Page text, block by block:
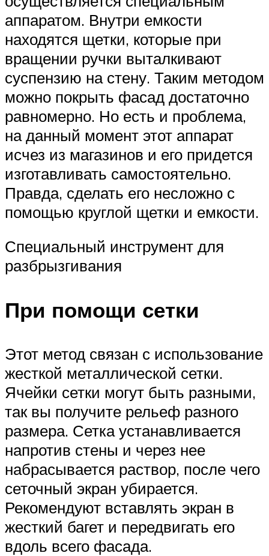
аппаратом. Внутри емкости
находятся щетки, которые при
вращении ручки выталкивают
суспензию на стену. Таким методом
можно покрыть фасад достаточно
равномерно. Но есть и проблема,
на данный момент этот аппарат
исчез из магазинов и его придется
изготавливать самостоятельно.
Правда, сделать его несложно с
помощью круглой щетки и емкости.
Специальный инструмент для
разбрызгивания
При помощи сетки
Этот метод связан с использование
жесткой металлической сетки.
Ячейки сетки могут быть разными,
так вы получите рельеф разного
размера. Сетка устанавливается
напротив стены и через нее
набрасывается раствор, после чего
сеточный экран убирается.
Рекомендуют вставлять экран в
жесткий багет и передвигать его
вдоль всего фасада.